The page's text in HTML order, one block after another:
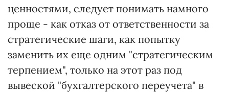
ценностями, следует понимать намного
проще - как отказ от ответственности за
стратегические шаги, как попытку
заменить их еще одним "стратегическим
терпением", только на этот раз под
вывеской "бухгалтерского переучета" в